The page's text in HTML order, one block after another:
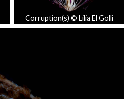
Corruption(s) © Lilia El Golli